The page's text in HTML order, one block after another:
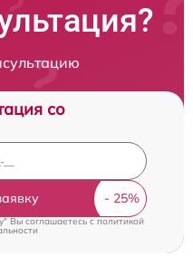
со
Вы соглашаетесь cполитикой